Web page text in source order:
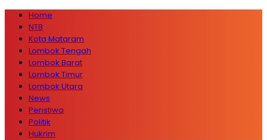
Home
NTB
Kota Mataram
Lombok Tengah
Lombok Barat
Lombok Timur
Lombok Utara
News
Peristiwa
Politik
Hukrim